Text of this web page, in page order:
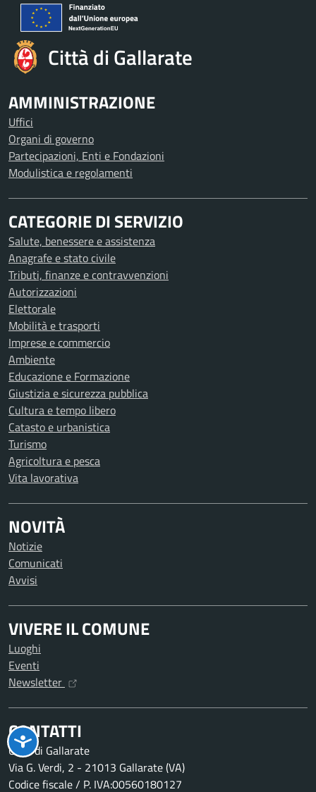
Città di Gallarate
AMMINISTRAZIONE
Uffici
Organi di governo
Partecipazioni, Enti e Fondazioni
Modulistica e regolamenti
CATEGORIE DI SERVIZIO
Salute, benessere e assistenza
Anagrafe e stato civile
Tributi, finanze e contravvenzioni
Autorizzazioni
Elettorale
Mobilità e trasporti
Imprese e commercio
Ambiente
Educazione e Formazione
Giustizia e sicurezza pubblica
Cultura e tempo libero
Catasto e urbanistica
Turismo
Agricoltura e pesca
Vita lavorativa
NOVITÀ
Notizie
Comunicati
Avvisi
VIVERE IL COMUNE
Luoghi
Eventi
Newsletter
CONTATTI
Città di Gallarate
Via G. Verdi, 2 - 21013 Gallarate (VA)
Codice fiscale / P. IVA:00560180127